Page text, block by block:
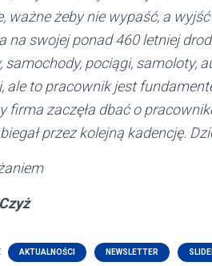
ważne żeby nie wypaść, a
na swojej ponad 460 letniej
samochody, pociągi, samoloty,
ale to pracownik jest
firma zaczęła dbać o
przez kolejną kadencję.
AKTUALNOŚCI NEWSLETTER